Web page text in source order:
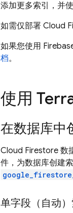
添加更多索引，并
如需仅部署 Cloud
如果您使用
档。
使用
在数据库中
Cloud Firestore 数
件，为数据库创建
单字段（自动）